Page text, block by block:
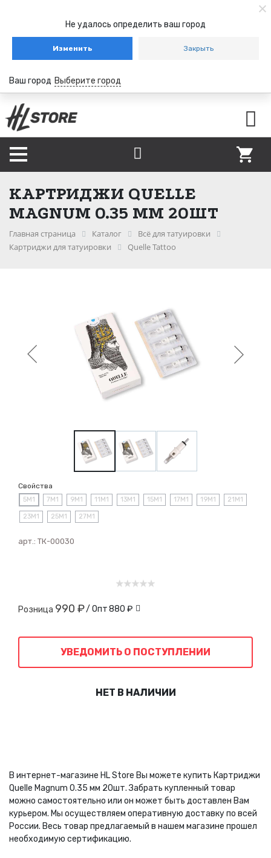
Не удалось определить ваш город
Изменить Закрыть
Ваш город Выберите город
КАРТРИДЖИ QUELLE
MAGNUM 0.35 ММ 20ШТ
Главная страница Каталог
Всё для татуировки
Картриджи для татуировки
Quelle Tattoo
Свойства
5M1 7M1 9M1 11M1 13M1 15M1 17M1 19M1 21M1
23M1 25M1 27M1
арт.: ТК-00030
Розница 990 ₽/ Опт880 ₽
УВЕДОМИТЬ О ПОСТУПЛЕНИИ
НЕТ В НАЛИЧИИ
В интернет-магазине HL Store Вы можете купить Картриджи
Quelle Magnum 0.35 мм 20шт. Забрать купленный товар
можно самостоятельно или он может быть доставлен Вам
курьером. Мы осуществляем оперативную доставку по всей
России. Весь товар предлагаемый в нашем магазине прошел
необходимую сертификацию.